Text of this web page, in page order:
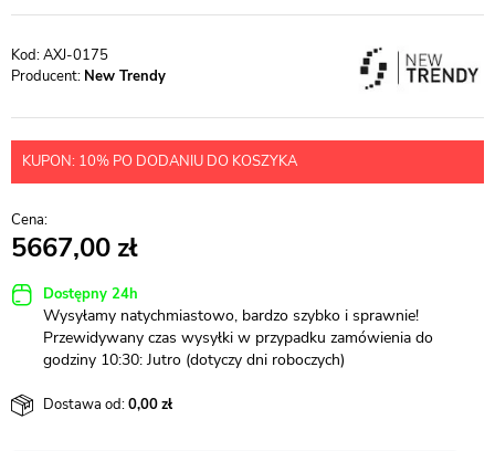
AXJ-0175
Producent: New Trendy
KUPON: 10% PO DODANIU DO KOSZYKA
5667,00
Dostępny 24h
Wysyłamy natychmiastowo, bardzo szybko i sprawnie!
Przewidywany czas wysyłki w przypadku zamówienia do
godziny 10:30: Jutro (dotyczy dni roboczych)
Dostawa od:0,00